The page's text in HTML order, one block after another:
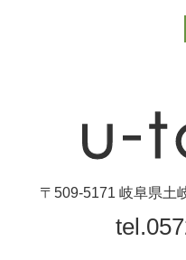
〒509-5171 岐阜県土